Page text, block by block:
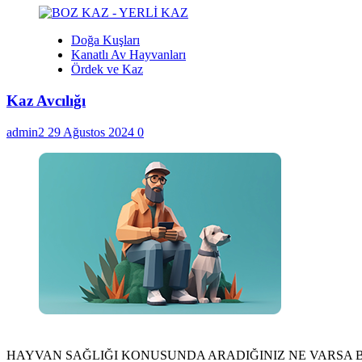
Doğa Kuşları
Kanatlı Av Hayvanları
Ördek ve Kaz
Kaz Avcılığı
admin2 29 Ağustos 2024 0
HAYVAN SAĞLIĞI KONUSUNDA ARADIĞINIZ NE VARSA